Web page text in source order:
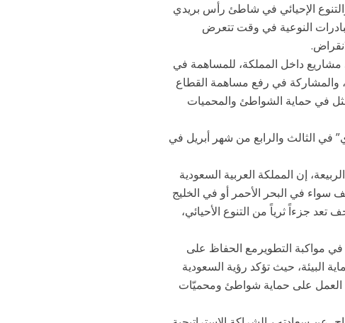
الإحيائي في شاطئ رأس بريدي
النوعية في وقت تتعرض
داخل المملكة، للمساهمة في
2030 في القطاع غير الربحي، والمشاركة في رفع مساهمة القطاع
استدامة بيئية تتمثل في حماية الشواطئ والمحميات
في الثالث والرابع من شهر أبريل في
إن المملكة العربية السعودية
سواء في البحر الأحمر أو في الخليج
جزءاً ثرياً من التنوع الأحيائي،
في مواكبة التطويرمع الحفاظ على
البيئة، حيث تؤكد رؤية السعودية
العمل على حماية شواطئ ومحميّات